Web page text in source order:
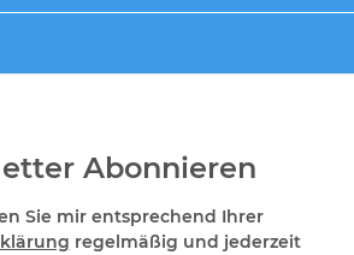
Abonnieren
Sie mir entsprechend Ihrer
regelmäßig und jederzeit